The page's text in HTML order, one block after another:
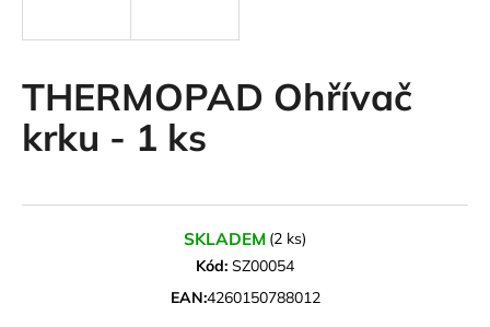
THERMOPAD Ohřívač
krku - 1 ks
SKLADEM (2 ks)
Kód: SZ00054
EAN:4260150788012
í
t
?